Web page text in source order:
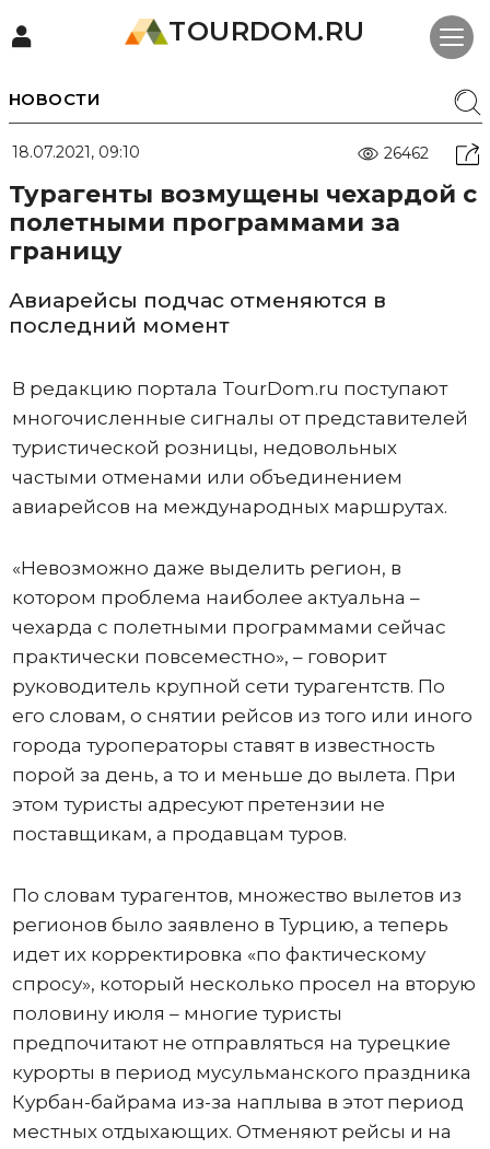
TOURDOM.RU
НОВОСТИ
18.07.2021, 09:10 26462
Турагенты возмущены чехардой с
полетными программами за
границу
Авиарейсы подчас отменяются в
последний момент
В редакцию портала TourDom.ru поступают
многочисленные сигналы от представителей
туристической розницы, недовольных
частыми отменами или объединением
авиарейсов на международных маршрутах.
«Невозможно даже выделить регион, в
котором проблема наиболее актуальна –
чехарда с полетными программами сейчас
практически повсеместно», – говорит
руководитель крупной сети турагентств. По
его словам, о снятии рейсов из того или иного
города туроператоры ставят в известность
порой за день, а то и меньше до вылета. При
этом туристы адресуют претензии не
поставщикам, а продавцам туров.
По словам турагентов, множество вылетов из
регионов было заявлено в Турцию, а теперь
идет их корректировка «по фактическому
спросу», который несколько просел на вторую
половину июля – многие туристы
предпочитают не отправляться на турецкие
курорты в период мусульманского праздника
Курбан-байрама из-за наплыва в этот период
местных отдыхающих. Отменяют рейсы и на